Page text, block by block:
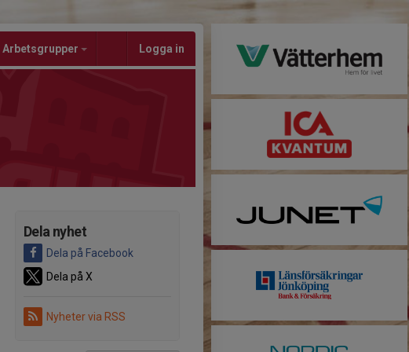
Arbetsgrupper Logga in
Dela nyhet
Dela på Facebook
Dela på X
Nyheter via RSS